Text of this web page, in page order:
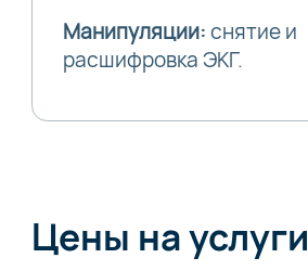
Манипуляции:снятие и
расшифровка ЭКГ.
Цены на услуги